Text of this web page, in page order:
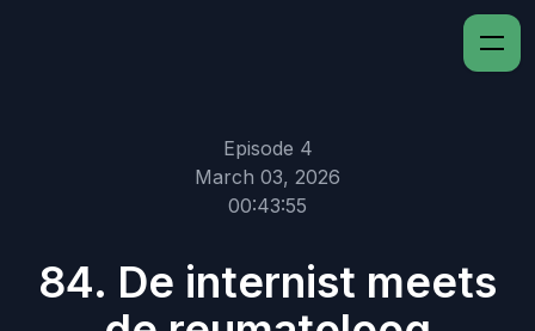
Episode 4
March 03, 2026
00:43:55
84. De internist meets